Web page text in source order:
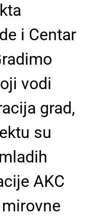
i Centar
vodi
grad,
su
AKC